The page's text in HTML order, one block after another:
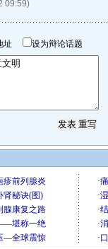
09:59)
址 设为辩论话题